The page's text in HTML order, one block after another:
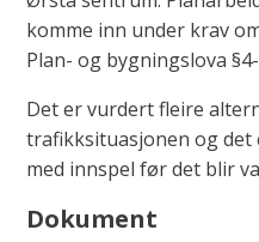
komme inn under krav
Plan- og bygningslova
Det er vurdert fleire
trafikksituasjonen og det
med innspel før det blir
Dokument